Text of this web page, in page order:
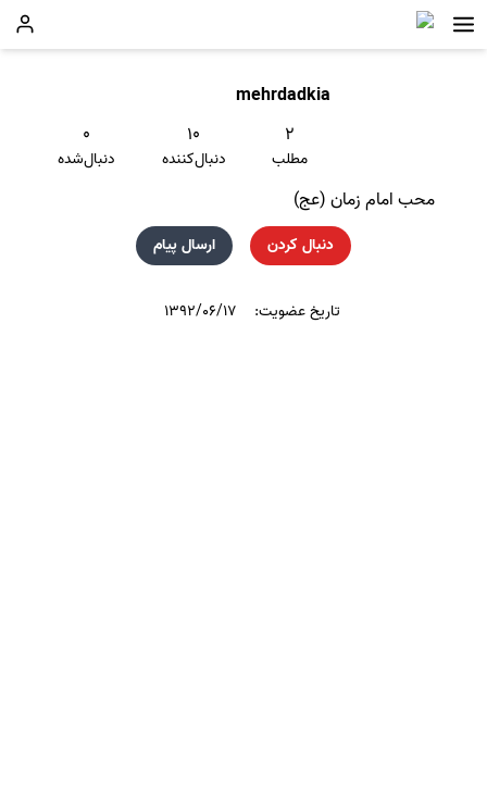
mehrdadkia
۲
مطلب
۱۰
دنبال‌کننده
۰
دنبال‌شده
محب امام زمان (عج)
دنبال کردن ارسال پیام
تاریخ عضویت: ۱۳۹۲/۰۶/۱۷